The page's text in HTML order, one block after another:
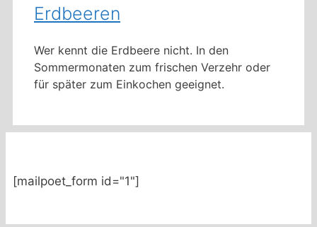
Erdbeeren
Wer kennt die Erdbeere nicht. In den
Sommermonaten zum frischen Verzehr oder
für später zum Einkochen geeignet.
[mailpoet_form id="1"]